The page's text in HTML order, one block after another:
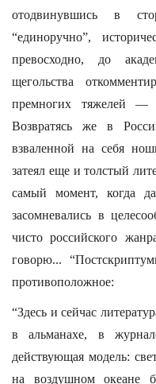
отодвинувшись в
“единоручно”,
превосходно, до
щегольства
премногих тяжелей —
Возвратясь же в
взваленной на себя
затеял еще и толстый
самый момент, когда
засомневались в
чисто российского
говорю...
противоположное:
“Здесь и сейчас
в альманахе, в
действующая модель:
на воздушном океане